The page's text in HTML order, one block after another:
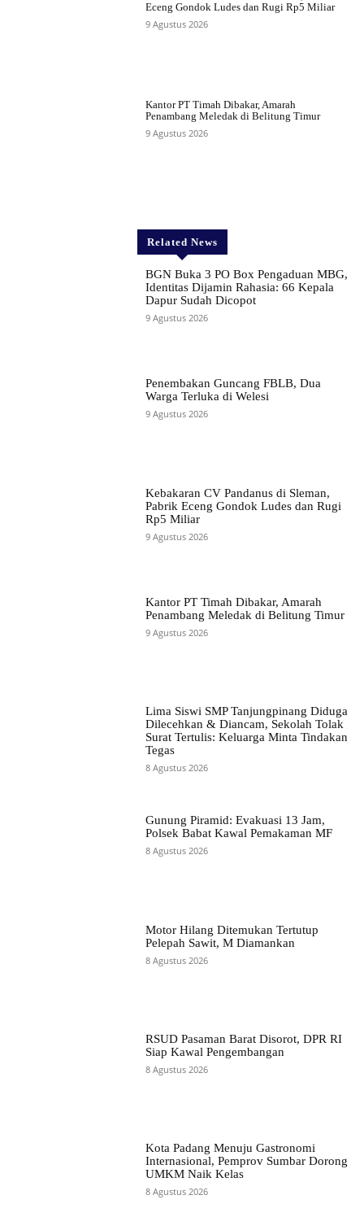
Eceng Gondok Ludes dan Rugi Rp5 Miliar
9 Agustus 2026
Kantor PT Timah Dibakar, Amarah
Penambang Meledak di Belitung Timur
9 Agustus 2026
Related News
BGN Buka 3 PO Box Pengaduan MBG,
Identitas Dijamin Rahasia: 66 Kepala
Dapur Sudah Dicopot
9 Agustus 2026
Penembakan Guncang FBLB, Dua
Warga Terluka di Welesi
9 Agustus 2026
Kebakaran CV Pandanus di Sleman,
Pabrik Eceng Gondok Ludes dan Rugi
Rp5 Miliar
9 Agustus 2026
Kantor PT Timah Dibakar, Amarah
Penambang Meledak di Belitung Timur
9 Agustus 2026
Lima Siswi SMP Tanjungpinang Diduga
Dilecehkan & Diancam, Sekolah Tolak
Surat Tertulis: Keluarga Minta Tindakan
Tegas
8 Agustus 2026
Gunung Piramid: Evakuasi 13 Jam,
Polsek Babat Kawal Pemakaman MF
8 Agustus 2026
Motor Hilang Ditemukan Tertutup
Pelepah Sawit, M Diamankan
8 Agustus 2026
RSUD Pasaman Barat Disorot, DPR RI
Siap Kawal Pengembangan
8 Agustus 2026
Kota Padang Menuju Gastronomi
Internasional, Pemprov Sumbar Dorong
UMKM Naik Kelas
8 Agustus 2026